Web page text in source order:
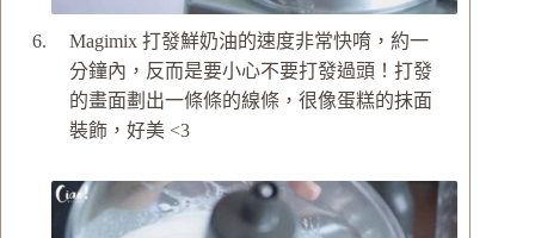
Magimix 打發鮮奶油的速度非常快唷，約一
分鐘內，反而是要小心不要打發過頭！打發
的畫面劃出一條條的線條，很像蛋糕的抹面
裝飾，好美 <3